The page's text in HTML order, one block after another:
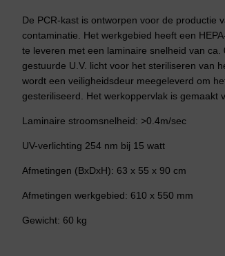
De PCR-kast is ontworpen voor de productie
contaminatie. Het werkgebied heeft een
te leveren met een laminaire snelheid van
gestuurde U.V. licht voor het steriliseren van
wordt een veiligheidsdeur meegeleverd om
gesteriliseerd. Het werkoppervlak is gemaakt
Laminaire stroomsnelheid: >0.4m/sec
UV-verlichting 254 nm bij 15 watt
Afmetingen (BxDxH): 63 x 55 x 90 cm
Afmetingen werkgebied: 610 x 550 mm
Gewicht: 60 kg